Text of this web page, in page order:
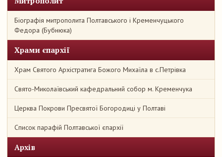
Біографія митрополита Полтавського і Кременчуцького
Федора (Бубнюка)
Храми єпархії
Храм Святого Архістратига Божого Михаїла в с.Петрівка
Свято-Миколаївський кафедральний собор м. Кременчука
Церква Покрови Пресвятої Богородиці у Полтаві
Список парафій Полтавської єпархії
Архів